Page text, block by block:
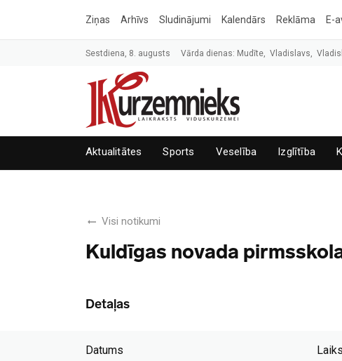
Ziņas Arhīvs Sludinājumi Kalendārs Reklāma E-
Sestdiena, 8. augusts Vārda dienas: Mudīte, Vladislavs,
Aktualitātes Sports Veselība Izglītība
Visi notikumi
Kuldīgas novada
Detaļas
Datums Laiks